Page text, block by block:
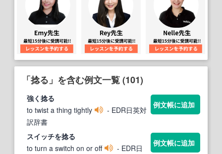
「捻る」を含む例文一覧 (101)
強く 捻る
to twist a thing tightly
- EDR日英対
訳辞書
例文帳に追加
スイッチを捻る
to turn a switch on or off
- EDR日
例文帳に追加